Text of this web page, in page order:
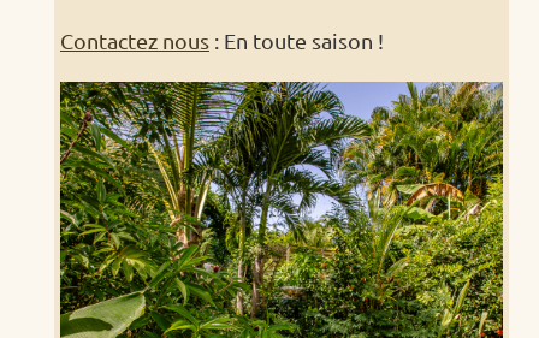
Contactez nous : En toute saison !